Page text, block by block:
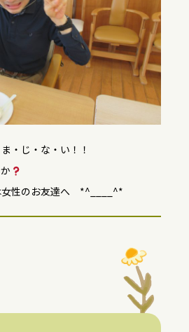
・じ・な・い！！
性のお友達へ *^____^*